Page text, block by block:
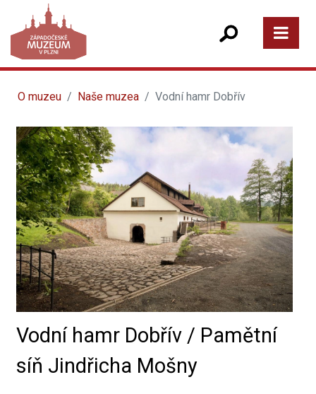
O muzeu Naše muzea Vodní hamr Dobřív
Vodní hamr Dobřív / Pamětní
síň Jindřicha Mošny